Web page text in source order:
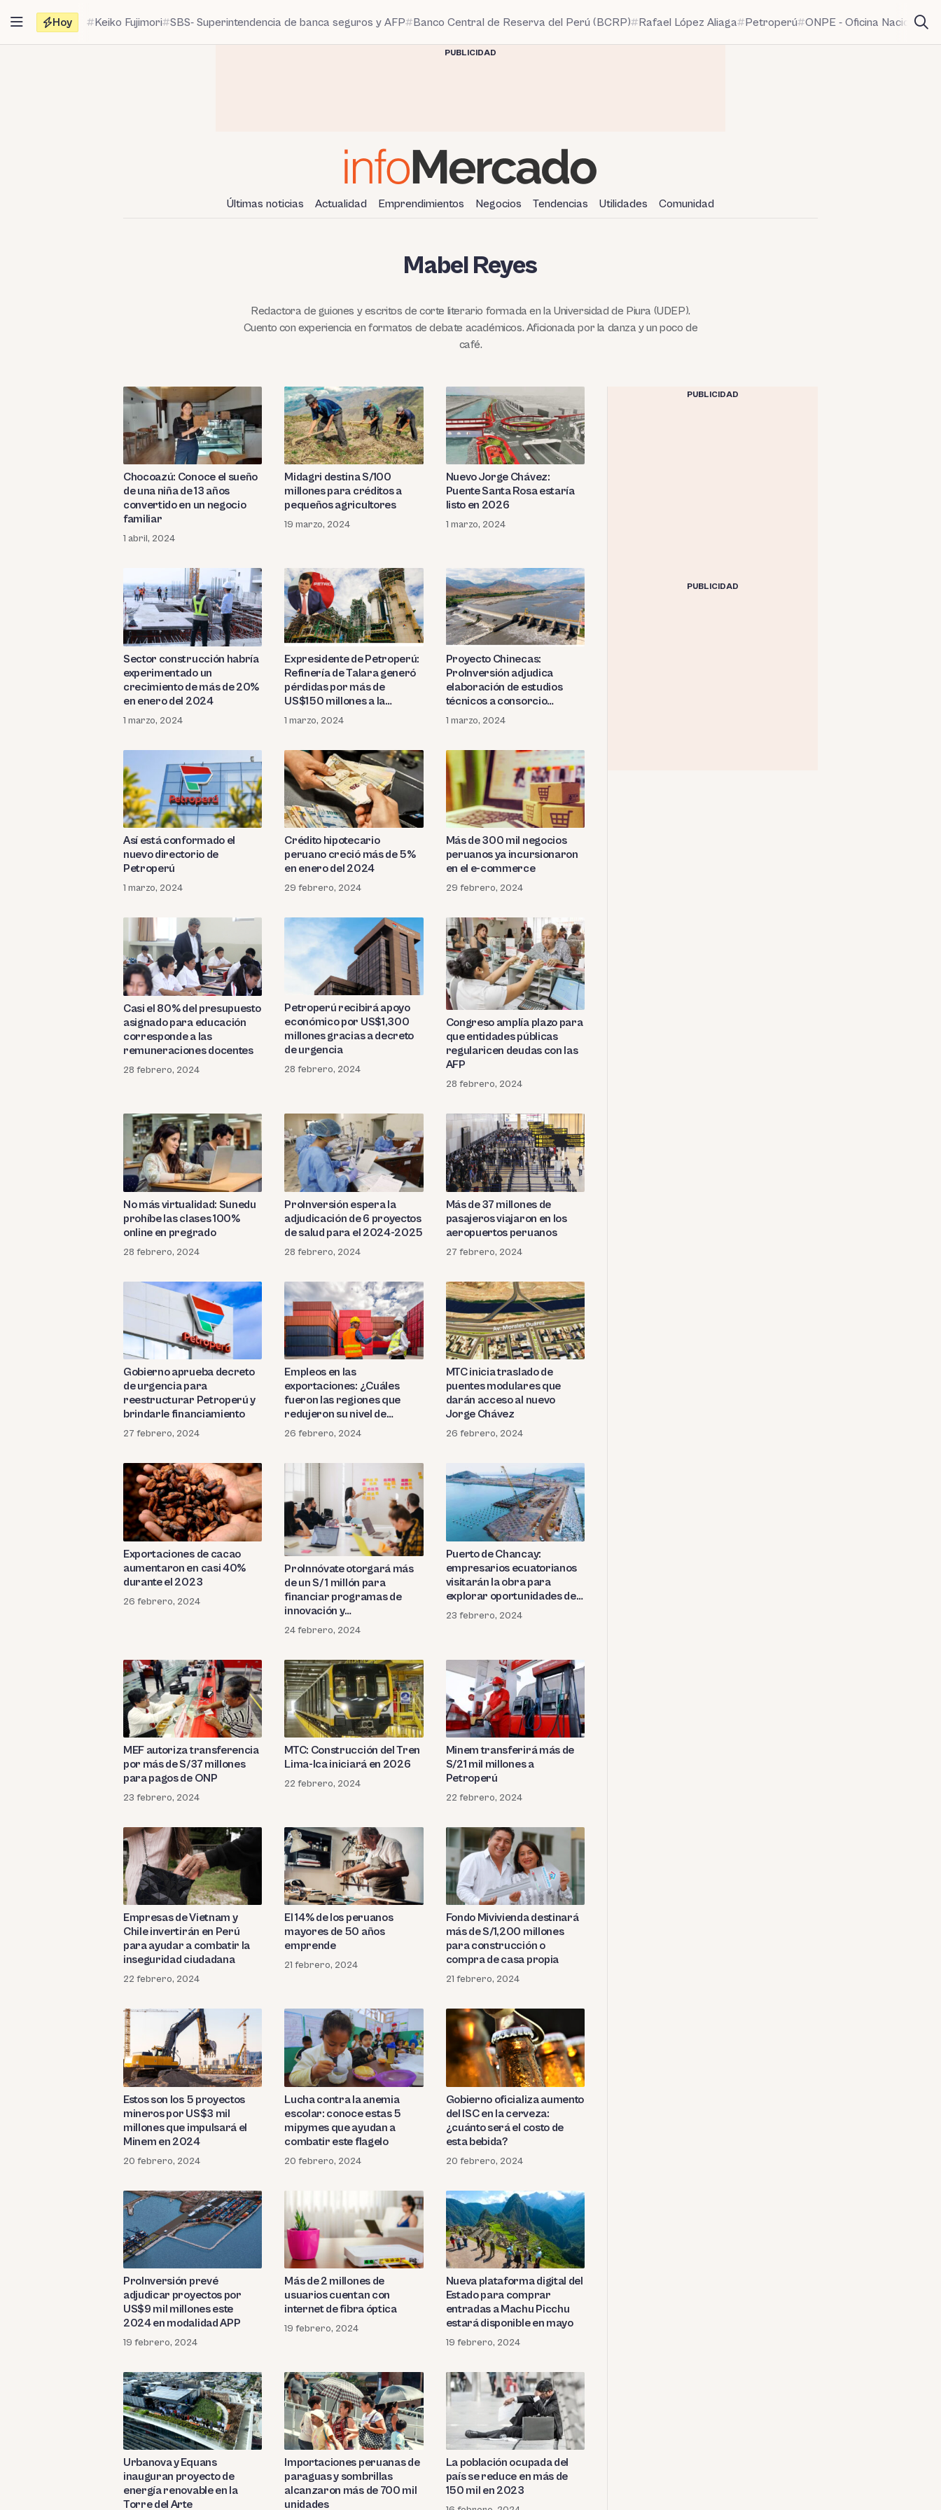
contenido
Hoy Keiko Fujimori SBS- Superintendencia de banca seguros y AFP Banco Central de Reserva del Perú (BCRP) Rafael López Aliaga Petroperú ONPE - Oficina Nacional
PUBLICIDAD
Últimas noticias Actualidad Emprendimientos Negocios Tendencias Utilidades Comunidad
Mabel Reyes
Redactora de guiones y escritos de corte literario formada en la Universidad de Piura (UDEP).
Cuento con experiencia en formatos de debate académicos. Aficionada por la danza y un poco de
café.
Chocoazú: Conoce el sueño
de una niña de 13 años
convertido en un negocio
familiar
1 abril, 2024
Midagri destina S/100
millones para créditos a
pequeños agricultores
19 marzo, 2024
Nuevo Jorge Chávez:
Puente Santa Rosa estaría
listo en 2026
1 marzo, 2024
Sector construcción habría
experimentado un
crecimiento de más de 20%
en enero del 2024
1 marzo, 2024
Expresidente de Petroperú:
Refinería de Talara generó
pérdidas por más de
US$150 millones a la
empresa estatal
1 marzo, 2024
Proyecto Chinecas:
ProInversión adjudica
elaboración de estudios
técnicos a consorcio
alemán
1 marzo, 2024
Así está conformado el
nuevo directorio de
Petroperú
1 marzo, 2024
Crédito hipotecario
peruano creció más de 5%
en enero del 2024
29 febrero, 2024
Más de 300 mil negocios
peruanos ya incursionaron
en el e-commerce
29 febrero, 2024
Casi el 80% del presupuesto
asignado para educación
corresponde a las
remuneraciones docentes
28 febrero, 2024
Petroperú recibirá apoyo
económico por US$1,300
millones gracias a decreto
de urgencia
28 febrero, 2024
Congreso amplía plazo para
que entidades públicas
regularicen deudas con las
AFP
28 febrero, 2024
No más virtualidad: Sunedu
prohíbe las clases 100%
online en pregrado
28 febrero, 2024
ProInversión espera la
adjudicación de 6 proyectos
de salud para el 2024-2025
28 febrero, 2024
Más de 37 millones de
pasajeros viajaron en los
aeropuertos peruanos
27 febrero, 2024
Gobierno aprueba decreto
de urgencia para
reestructurar Petroperú y
brindarle financiamiento
27 febrero, 2024
Empleos en las
exportaciones: ¿Cuáles
fueron las regiones que
redujeron su nivel de
empleo?
26 febrero, 2024
MTC inicia traslado de
puentes modulares que
darán acceso al nuevo
Jorge Chávez
26 febrero, 2024
Exportaciones de cacao
aumentaron en casi 40%
durante el 2023
26 febrero, 2024
ProInnóvate otorgará más
de un S/ 1 millón para
financiar programas de
innovación y
emprendimiento
24 febrero, 2024
Puerto de Chancay:
empresarios ecuatorianos
visitarán la obra para
explorar oportunidades de
inversión
23 febrero, 2024
MEF autoriza transferencia
por más de S/37 millones
para pagos de ONP
23 febrero, 2024
MTC: Construcción del Tren
Lima-Ica iniciará en 2026
22 febrero, 2024
Minem transferirá más de
S/21 mil millones a
Petroperú
22 febrero, 2024
Empresas de Vietnam y
Chile invertirán en Perú
para ayudar a combatir la
inseguridad ciudadana
22 febrero, 2024
El 14% de los peruanos
mayores de 50 años
emprende
21 febrero, 2024
Fondo Mivivienda destinará
más de S/1,200 millones
para construcción o
compra de casa propia
21 febrero, 2024
Estos son los 5 proyectos
mineros por US$3 mil
millones que impulsará el
Minem en 2024
20 febrero, 2024
Lucha contra la anemia
escolar: conoce estas 5
mipymes que ayudan a
combatir este flagelo
20 febrero, 2024
Gobierno oficializa aumento
del ISC en la cerveza:
¿cuánto será el costo de
esta bebida?
20 febrero, 2024
ProInversión prevé
adjudicar proyectos por
US$9 mil millones este
2024 en modalidad APP
19 febrero, 2024
Más de 2 millones de
usuarios cuentan con
internet de fibra óptica
19 febrero, 2024
Nueva plataforma digital del
Estado para comprar
entradas a Machu Picchu
estará disponible en mayo
19 febrero, 2024
Urbanova y Equans
inauguran proyecto de
energía renovable en la
Torre del Arte
Importaciones peruanas de
paraguas y sombrillas
alcanzaron más de 700 mil
unidades
La población ocupada del
país se reduce en más de
150 mil en 2023
PUBLICIDAD
PUBLICIDAD